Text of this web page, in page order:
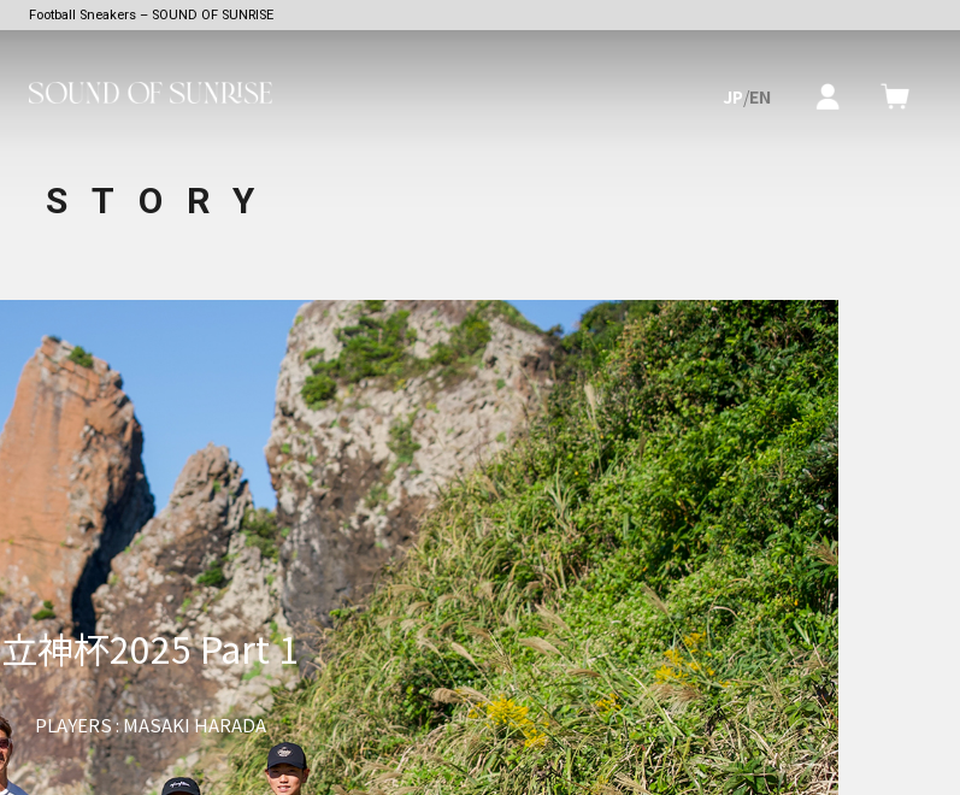
Football Sneakers – SOUND OF SUNRISE
JP/EN
STORY
立神杯2025 Part 1
PLAYERS : MASAKI HARADA